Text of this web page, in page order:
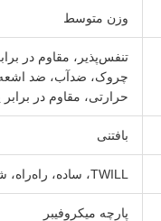
وزن متوسط
تنفس‌پذیر، مقاوم در
چروک، ضدآب، ضد اشعه
حرارتی، مقاوم در
بافتنی
TWILL، ساده، راه‌راه، شطرنجی
پارچه میکروفیبر